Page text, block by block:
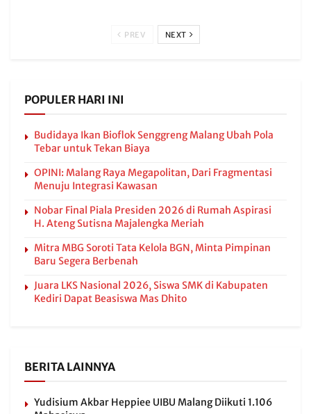
PREV NEXT
POPULER HARI INI
Budidaya Ikan Bioflok Senggreng Malang Ubah Pola
Tebar untuk Tekan Biaya
OPINI: Malang Raya Megapolitan, Dari Fragmentasi
Menuju Integrasi Kawasan
Nobar Final Piala Presiden 2026 di Rumah Aspirasi
H. Ateng Sutisna Majalengka Meriah
Mitra MBG Soroti Tata Kelola BGN, Minta Pimpinan
Baru Segera Berbenah
Juara LKS Nasional 2026, Siswa SMK di Kabupaten
Kediri Dapat Beasiswa Mas Dhito
BERITA LAINNYA
Yudisium Akbar Heppiee UIBU Malang Diikuti 1.106